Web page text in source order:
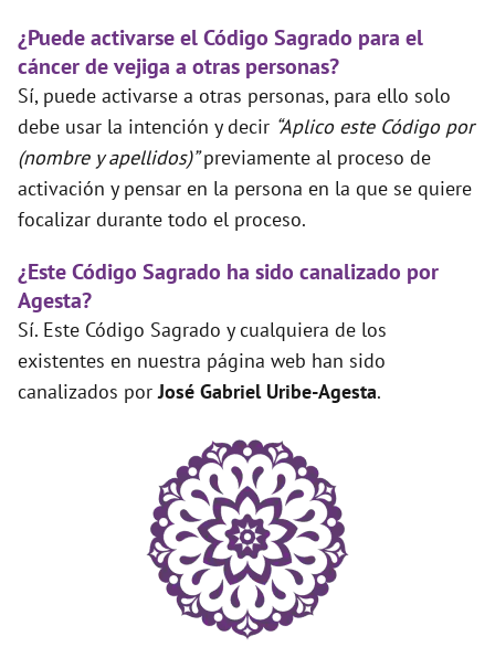
¿Puede activarse el Código Sagrado para el
cáncer de vejiga a otras personas?
Sí, puede activarse a otras personas, para ello solo
debe usar la intención y decir “Aplico este Código por
(nombre y apellidos)”previamente al proceso de
activación y pensar en la persona en la que se quiere
focalizar durante todo el proceso.
¿Este Código Sagrado ha sido canalizado por
Agesta?
Sí. Este Código Sagrado y cualquiera de los
existentes en nuestra página web han sido
canalizados porJosé Gabriel Uribe-Agesta.